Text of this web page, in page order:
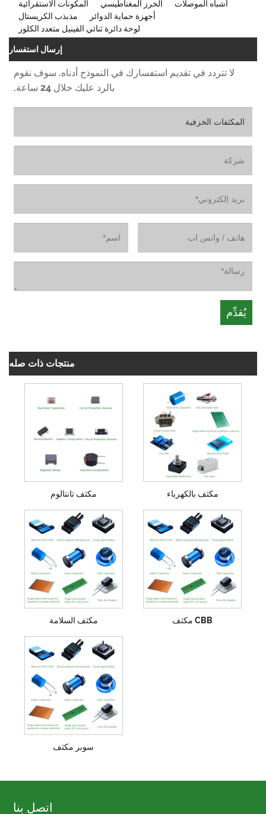
المكونات الاستقرائية الخرز المغناطيسي
أشباه الموصلات
مذبذب الكريستال
أجهزة حماية الدوائر
لوحة دائرة ثنائي الفينيل متعدد الكلور
إرسال استفسار
لا تتردد في تقديم استفسارك في النموذج أدناه. سوف نقوم
بالرد عليك خلال 24 ساعة.
منتجات ذات صله
مكثف تانتالوم مكثف بالكهرباء
مكثف السلامة
سوبر مكثف
اتصل بنا